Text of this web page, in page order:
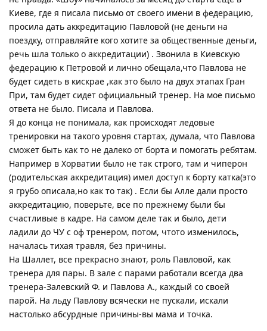
Киеве, где я писала письмо от своего имени в федерацию,
просила дать аккредитацию Павловой (не деньги на
поездку, отправляйте кого хотите за общественные деньги,
речь шла только о аккредитации) . Звонила в Киевскую
федерацию к Петровой и лично обещала,что Павлова не
будет сидеть в кискрае ,как это было на двух этапах Гран
При, там будет сидет официальный тренер. На мое письмо
ответа не было. Писала и Павлова.
Я до конца не понимала, как происходят ледовые
тренировки на такого уровня стартах, думала, что Павлова
сможет быть как то не далеко от борта и помогать ребятам.
Например в Хорватии было не так строго, там и чиперон
(родительская аккредитация) имел доступ к борту катка(это
я грубо описала,но как то так) . Если бы Алле дали просто
аккредитацию, поверьте, все по прежнему были бы
счастливые в кадре. На самом деле так и было, дети
ладили до ЧУ с оф тренером, потом, чтото изменилось,
началась тихая травля, без причины.
На Шаллет, все прекрасно знают, роль Павловой, как
тренера для пары. В зале с парами работали всегда два
тренера-Залевский Ф. и Павлова А., каждый со своей
парой. На льду Павлову всячески не пускали, искали
настолько абсурдные причины-вы мама и точка.